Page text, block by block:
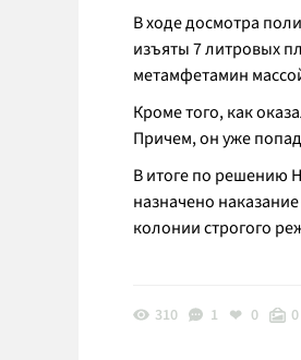
В ходе досмотра
изъяты 7 литровых
метамфетамин
Кроме того, как
Причем, он уже
В итоге по решению
назначено
колонии строгого
310 1 0 0